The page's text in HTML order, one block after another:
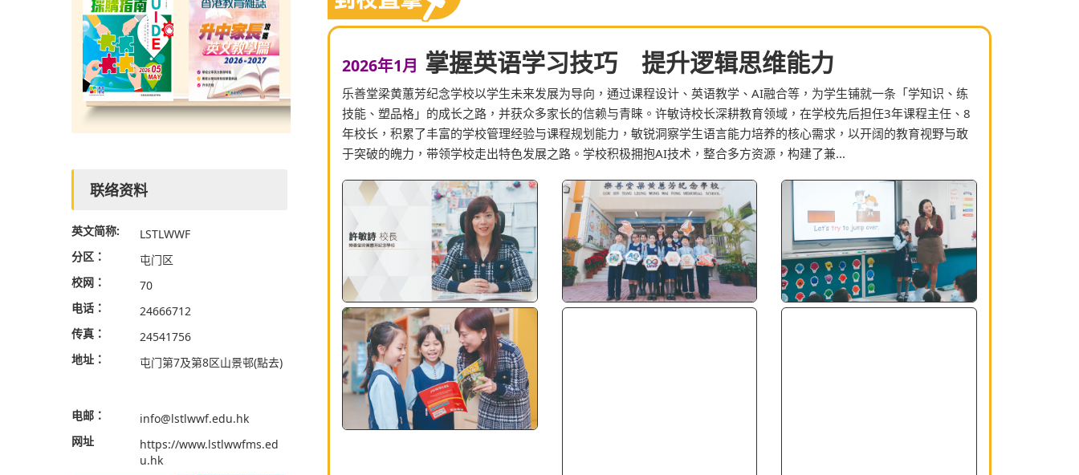
2026年1月 掌握英语学习技巧 提升逻辑思维能力
乐善堂梁黄蕙芳纪念学校以学生未来发展为导向，通过课程设计、英语教学、AI融合等，为学生铺就一条「学知识、练
技能、塑品格」的成长之路，并获众多家长的信赖与青睐。许敏诗校长深耕教育领域，在学校先后担任3年课程主任、8
年校长，积累了丰富的学校管理经验与课程规划能力，敏锐洞察学生语言能力培养的核心需求，以开阔的教育视野与敢
于突破的魄力，带领学校走出特色发展之路。学校积极拥抱AI技术，整合多方资源，构建了兼...
联络资料
英文简称:
LSTLWWF
分区：
屯门区
校网：
70
电话：
24666712
传真：
24541756
地址：
屯门第7及第8区山景邨(點去)
电邮：
info@lstlwwf.edu.hk
网址
https://www.lstlwwfms.ed
u.hk